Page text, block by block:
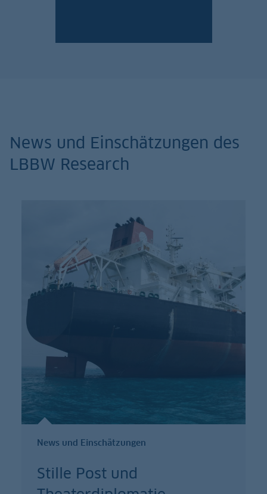
News und Einschätzungen des
LBBW Research
News und Einschätzungen
Stille Post und